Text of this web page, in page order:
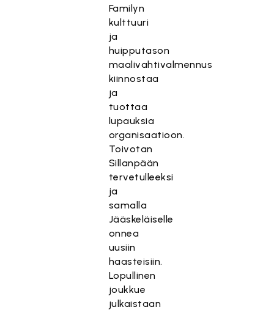
Familyn
kulttuuri
ja
huipputason
maalivahtivalmennus
kiinnostaa
ja
tuottaa
lupauksia
organisaatioon.
Toivotan
Sillanpään
tervetulleeksi
ja
samalla
Jääskeläiselle
onnea
uusiin
haasteisiin.
Lopullinen
joukkue
julkaistaan